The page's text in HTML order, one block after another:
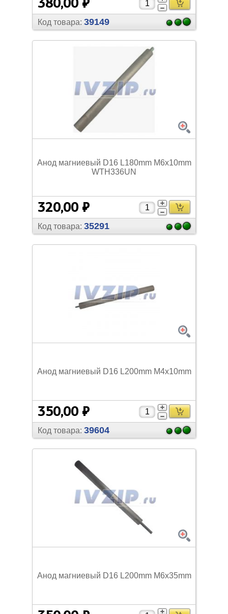
Код товара: 39149
Анод магниевый D16 L180mm M6x10mm
WTH336UN
320,00 ₽
Код товара: 35291
Анод магниевый D16 L200mm M4х10mm
350,00 ₽
Код товара: 39604
Анод магниевый D16 L200mm M6x35mm